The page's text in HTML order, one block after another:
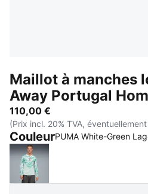
Maillot à manches
Away Portugal
110,00 €
(Prix incl. 20% TVA,
CouleurPUMA White-Green
PUMA White-Green Lagoon